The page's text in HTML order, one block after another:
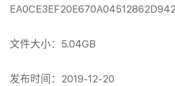
文件大小：5.04GB
发布时间：2019-12-20